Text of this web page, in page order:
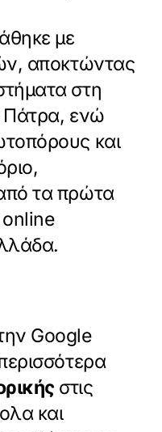
με
αποκτώντας
στη
Πάτρα, ενώ
και
τα πρώτα
online
Google
στις
και